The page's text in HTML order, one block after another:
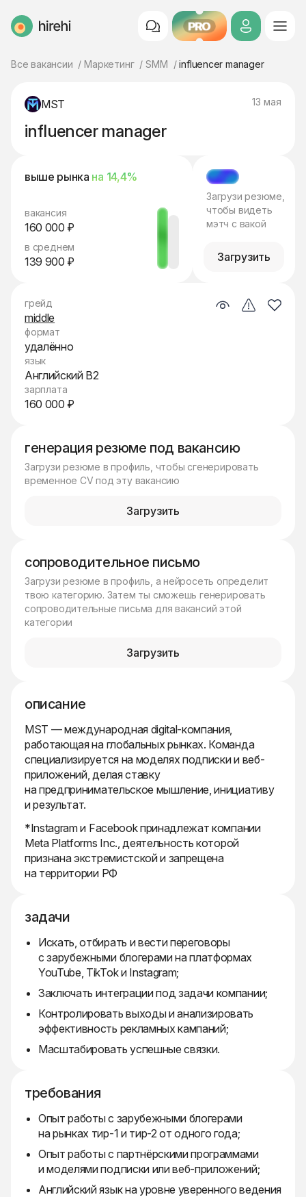
HireHi PRO
Все вакансии Маркетинг SMM influencer manager
MST 13 мая
influencer manager
выше рынка на 14,4%
вакансия
160 000 ₽
в среднем
139 900 ₽
МЭТЧ
Загрузи резюме,
чтобы видеть
мэтч с вакой
Загрузить
генерация резюме под вакансию
Загрузи резюме в профиль, чтобы сгенерировать
временное CV под эту вакансию
Загрузить
сопроводительное письмо
Загрузи резюме в профиль, а нейросеть определит
твою категорию. Затем ты сможешь генерировать
сопроводительные письма для вакансий этой
категории
Загрузить
описание
MST — международная digital-компания,
работающая на глобальных рынках. Команда
специализируется на моделях подписки и веб-
приложений, делая ставку
на предпринимательское мышление, инициативу
и результат.
*Instagram и Facebook принадлежат компании
Meta Platforms Inc., деятельность которой
признана экстремистской и запрещена
на территории РФ
задачи
Искать, отбирать и вести переговоры
с зарубежными блогерами на платформах
YouTube, TikTok и Instagram;
Заключать интеграции под задачи компании;
Контролировать выходы и анализировать
эффективность рекламных кампаний;
Масштабировать успешные связки.
требования
Опыт работы с зарубежными блогерами
на рынках тир-1 и тир-2 от одного года;
Опыт работы с партнёрскими программами
и моделями подписки или веб-приложений;
Английский язык на уровне уверенного ведения
грейд
middle
формат
удалённо
язык
Английский B2
зарплата
160 000 ₽